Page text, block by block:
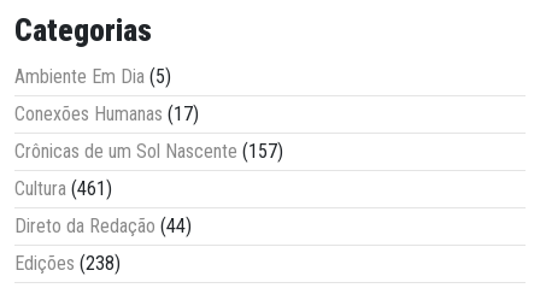
Categorias
Ambiente Em Dia (5)
Conexões Humanas (17)
Crônicas de um Sol Nascente (157)
Cultura (461)
Direto da Redação (44)
Edições (238)